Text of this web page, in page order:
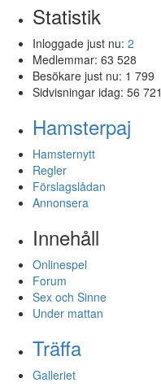
Statistik
Inloggade just nu: 2
Medlemmar: 63 528
Besökare just nu: 1 799
Sidvisningar idag: 56 721
Hamsterpaj
Hamsternytt
Regler
Förslagslådan
Annonsera
Innehåll
Onlinespel
Forum
Sex och Sinne
Under mattan
Träffa
Galleriet